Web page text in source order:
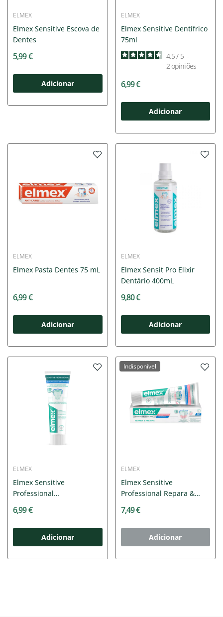
ELMEX
Elmex Sensitive Escova de
Dentes
5,99 €
Adicionar
ELMEX
Elmex Sensitive Dentífrico
75ml
4.5/ 5 -
2opiniões
6,99 €
Adicionar
ELMEX
Elmex Pasta Dentes 75 mL
6,99 €
Adicionar
ELMEX
Elmex Sensit Pro Elixir
Dentário 400mL
9,80 €
Adicionar
ELMEX
Elmex Sensitive
Professional
6,99 €
Adicionar
Indisponível
ELMEX
Elmex Sensitive
Professional Repara &
7,49 €
Adicionar